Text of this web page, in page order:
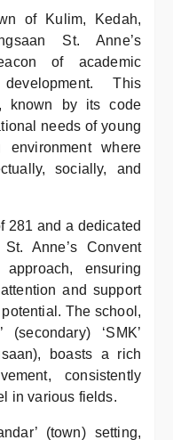
of Kulim, Kedah,
St. Anne’s
of academic
This
known by its code
needs of young
environment where
socially, and
281 and a dedicated
Anne’s Convent
ensuring
and support
The school,
‘SMK’
boasts a rich
consistently
in various fields.
(town) setting,